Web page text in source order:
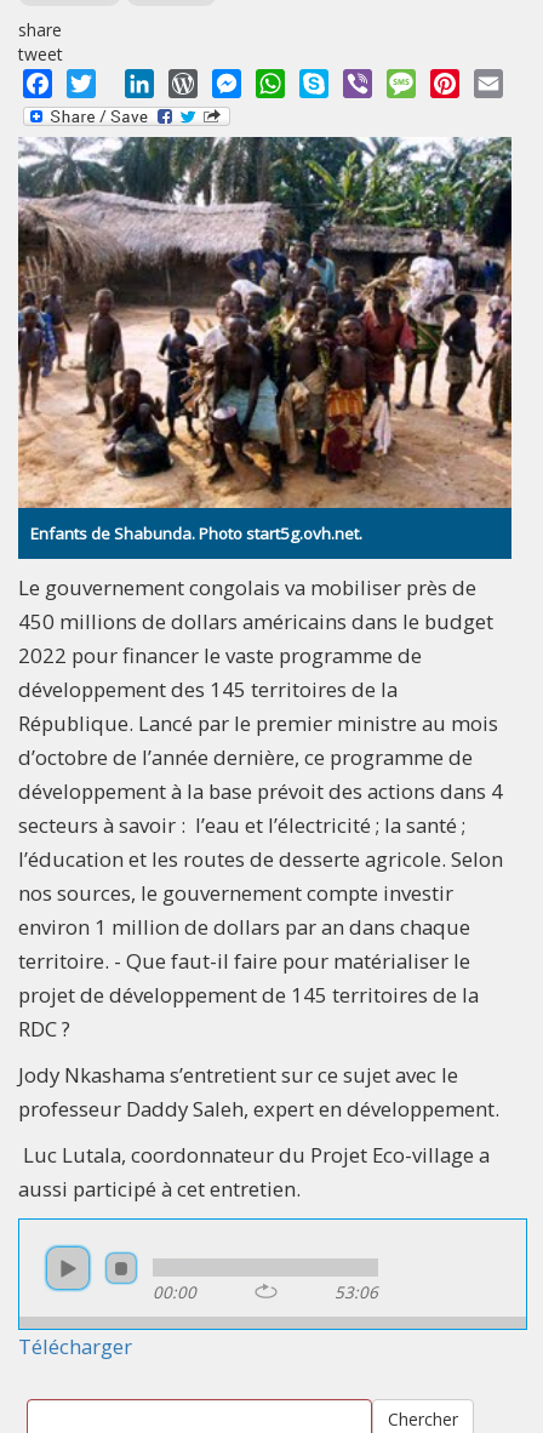
share
tweet
Facebook
Twitter LinkedInWordPressMessengerWhatsApp
Skype Viber MessagePinterest
Enfants de Shabunda. Photo start5g.ovh.net.
Le gouvernement congolais va mobiliser près de
450 millions de dollars américains dans le budget
2022 pour financer le vaste programme de
développement des 145 territoires de la
République. Lancé par le premier ministre au mois
d’octobre de l’année dernière, ce programme de
développement à la base prévoit des actions dans 4
secteurs à savoir : l’eau et l’électricité ; la santé ;
l’éducation et les routes de desserte agricole. Selon
nos sources, le gouvernement compte investir
environ 1 million de dollars par an dans chaque
territoire. - Que faut-il faire pour matérialiser le
projet de développement de 145 territoires de la
RDC ?
Jody Nkashama s’entretient sur ce sujet avec le
professeur Daddy Saleh, expert en développement.
Luc Lutala, coordonnateur du Projet Eco-village a
aussi participé à cet entretien.
00:00 53:06
Télécharger
Chercher